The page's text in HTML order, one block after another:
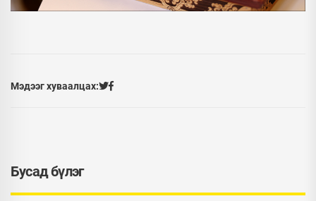
Мэдээг хуваалцах:
Бусад бүлэг